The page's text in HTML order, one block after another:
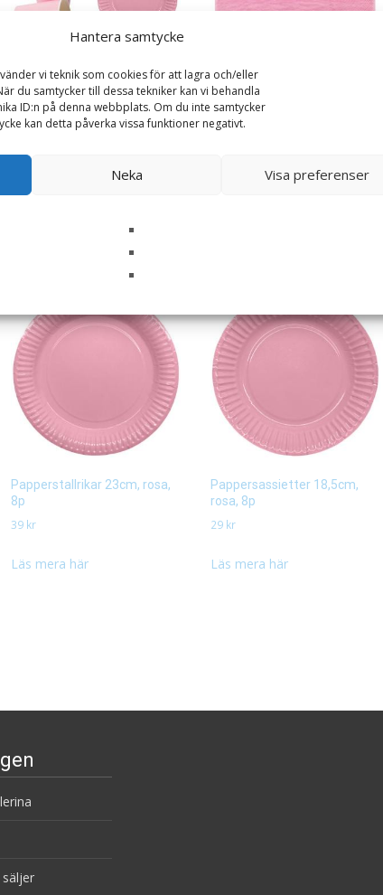
Hantera samtycke
vi teknik som cookies för att lagra och/eller
du samtycker till dessa tekniker kan vi behandla
ID:n på denna webbplats. Om du inte samtycker
kan detta påverka vissa funktioner negativt.
Neka Visa preferenser
Paket rosa dukning för 8
149
Papperstallrikar 23cm, rosa,
8p
39 kr
Läs mera här
Pappersassietter 18,5cm,
rosa, 8p
29 kr
Läs mera här